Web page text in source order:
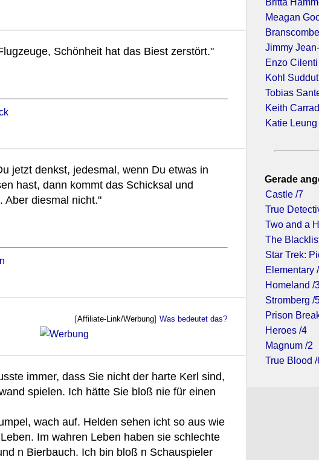
Schönheit hat das Biest zerstört."
jetzt denkst, jedesmal, wenn Du etwas in
hast, dann kommt das Schicksal und
Aber diesmal nicht."
[Affiliate-Link/Werbung] Was bedeutet das?
immer, dass Sie nicht der harte Kerl sind,
spielen. Ich hätte Sie bloß nie für einen
wach auf. Helden sehen icht so aus wie
Im wahren Leben haben sie schlechte
n Bierbauch. Ich bin bloß n Schauspieler
Britta
Meagan
Jimmy
Enzo Cilenti
Kohl
Tobias
Keith
Katie Leung
Gerade
Castle /7
True
Two and a
The
Star Trek:
Elementary
Homeland /
Stromberg /
Prison
Heroes /4
Magnum /2
True Blood